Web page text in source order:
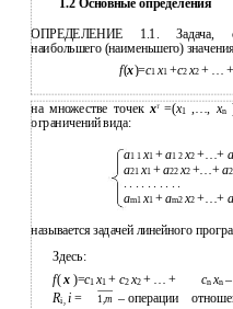
1.2 Основные определения
ОПРЕДЕЛЕНИЕ 1.1. Задача,
наибольшего (наименьшего)
f(x)=с1 x1 +c2 x2 + … +
на множестве точекxT=(x1,…,xn
ограничений вида:
a1 1 x1 +a1 2x2+…+ a
a21 x1 +a22 x2 +…+a
. . . . . . . . . .
am1 x1 +am2x2+…+ a
называется задачей линейного
Здесь:
f(x )=с1x1 + c2 x2 + … + cnxn
Ri,i= – операции
1,m